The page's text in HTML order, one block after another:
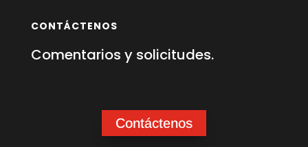
CONTÁCTENOS
Comentarios y solicitudes.
Contáctenos